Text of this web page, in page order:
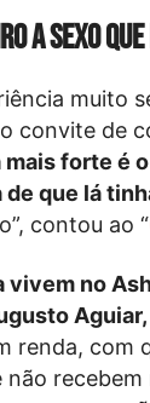
a sexo
muito
convite de
mais forte é
que lá
contou ao “
no
renda, com
não